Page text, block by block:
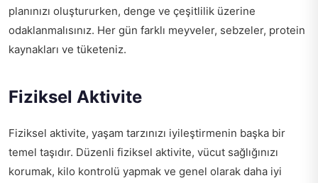
planınızı oluştururken, denge ve çeşitlilik üzerine
odaklanmalısınız. Her gün farklı meyveler, sebzeler, protein
kaynakları ve tüketeniz.
Fiziksel Aktivite
Fiziksel aktivite, yaşam tarzınızı iyileştirmenin başka bir
temel taşıdır. Düzenli fiziksel aktivite, vücut sağlığınızı
korumak, kilo kontrolü yapmak ve genel olarak daha iyi